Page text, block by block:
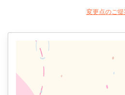
変更点のご